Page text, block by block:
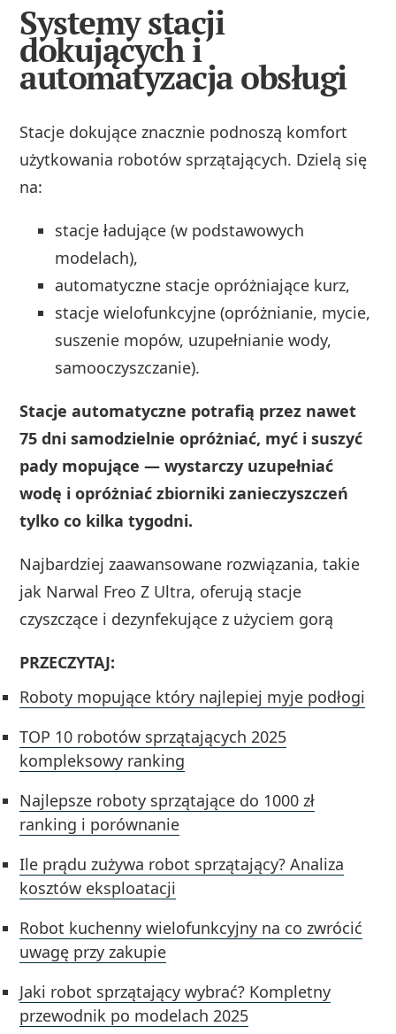
Systemy stacji
dokujących i
automatyzacja obsługi
Stacje dokujące znacznie podnoszą komfort
użytkowania robotów sprzątających. Dzielą się
na:
stacje ładujące (w podstawowych
modelach),
automatyczne stacje opróżniające kurz,
stacje wielofunkcyjne (opróżnianie, mycie,
suszenie mopów, uzupełnianie wody,
samooczyszczanie).
Stacje automatyczne potrafią przez nawet
75 dni samodzielnie opróżniać, myć i suszyć
pady mopujące — wystarczy uzupełniać
wodę i opróżniać zbiorniki zanieczyszczeń
tylko co kilka tygodni.
Najbardziej zaawansowane rozwiązania, takie
jak Narwal Freo Z Ultra, oferują stacje
czyszczące i dezynfekujące z użyciem gorą
PRZECZYTAJ:
Roboty mopujące który najlepiej myje podłogi
TOP 10 robotów sprzątających 2025
kompleksowy ranking
Najlepsze roboty sprzątające do 1000 zł
ranking i porównanie
Ile prądu zużywa robot sprzątający? Analiza
kosztów eksploatacji
Robot kuchenny wielofunkcyjny na co zwrócić
uwagę przy zakupie
Jaki robot sprzątający wybrać? Kompletny
przewodnik po modelach 2025